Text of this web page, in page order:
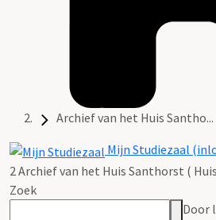
Archief van het Huis Santho...
Mijn Studiezaal
2 Archief van het Huis Santhorst (
Zoek
Door